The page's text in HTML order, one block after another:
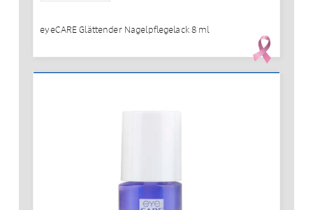
eyeCARE Glättender Nagelpflegelack 8 ml